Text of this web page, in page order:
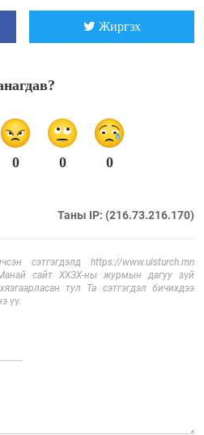
Жиргэх
0 0 0
Таны IP: (216.73.216.170)
сэтгэгдэлд https://www.ulsturch.mn
сайт ХХЗХ-ны журмын дагуу зүй
тул Та сэтгэгдэл бичихдээ
үү.